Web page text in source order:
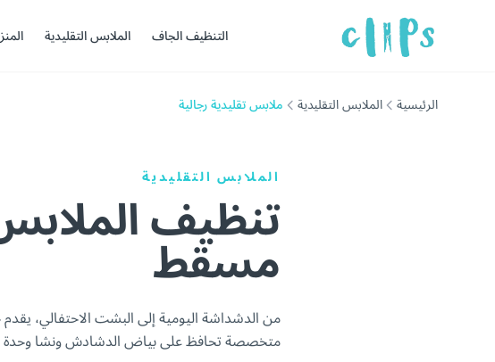
التنظيف الجاف الملابس التقليدية
الرئيسية الملابس التقليدية ملابس تقليدية رجالية
الملابس التقليدية
تنظيف
مسقط
من الدشداشة اليومية إلى البشت الاحتفالي، يقدم
متخصصة تحافظ على بياض الدشادش ونشا وحدة